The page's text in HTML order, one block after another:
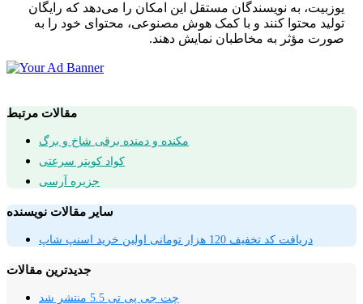
یوزبیت، به نویسندگان مستقل این امکان را می‌دهد که رایگان
تولید محتوا کنند و با کمک هوش مصنوعی، محتوای خود را به
صورت مؤثر به مخاطبان نمایش دهند.
مقالات مرتبط
مکنده و دمنده برقی شاخ و برگ
کواد کوپتر سرعتی
جزیره آرسی
سایر مقالات نویسنده
دریافت کد تخفیف 120 هزار تومانی اولین خرید اسنپ شاپ
جدیدترین مقالات
چت جی پی تی 5.5 منتشر شد